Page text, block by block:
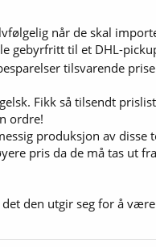
når de skal
gebyrfritt til et DHL-
tilsvarende
Fikk så tilsendt
ordre!
produksjon av disse
pris da de må tas ut
den utgir seg for å